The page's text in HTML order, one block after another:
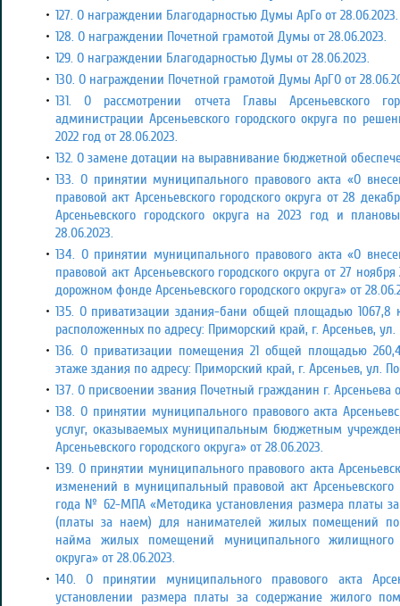
127. О награждении Благодарностью Думы АрГо от 28.06.2023.
128. О награждении Почетной грамотой Думы от 28.06.2023.
129. О награждении Благодарностью Думы от 28.06.2023.
130. О награждении Почетной грамотой Думы АрГО от
131. О рассмотрении отчета Главы Арсеньевского
администрации Арсеньевского городского округа по
2022 год от 28.06.2023.
132. О замене дотации на выравнивание бюджетной
133. О принятии муниципального правового акта «О
правовой акт Арсеньевского городского округа от 28
Арсеньевского городского округа на 2023 год и
28.06.2023.
134. О принятии муниципального правового акта «О
правовой акт Арсеньевского городского округа от 27
дорожном фонде Арсеньевского городского округа» от
135. О приватизации здания-бани общей площадью
расположенных по адресу: Приморский край, г. Арсеньев,
136. О приватизации помещения 21 общей площадью
этаже здания по адресу: Приморский край, г. Арсеньев, ул.
137. О присвоении звания Почетный гражданин г. Арсеньева
138. О принятии муниципального правового акта
услуг, оказываемых муниципальным бюджетным
Арсеньевского городского округа» от 28.06.2023.
139. О принятии муниципального правового акта
изменений в муниципальный правовой акт Арсеньевского
года № 62-МПА «Методика установления размера платы
(платы за наем) для нанимателей жилых помещений
найма жилых помещений муниципального жилищного
округа» от 28.06.2023.
140. О принятии муниципального правового акта
установлении размера платы за содержание жилого